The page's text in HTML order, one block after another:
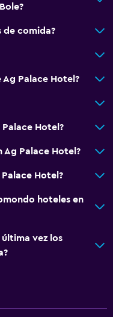
de comida?
Ag Palace Hotel?
Palace Hotel?
Ag Palace Hotel?
Hotel?
hoteles en
vez los